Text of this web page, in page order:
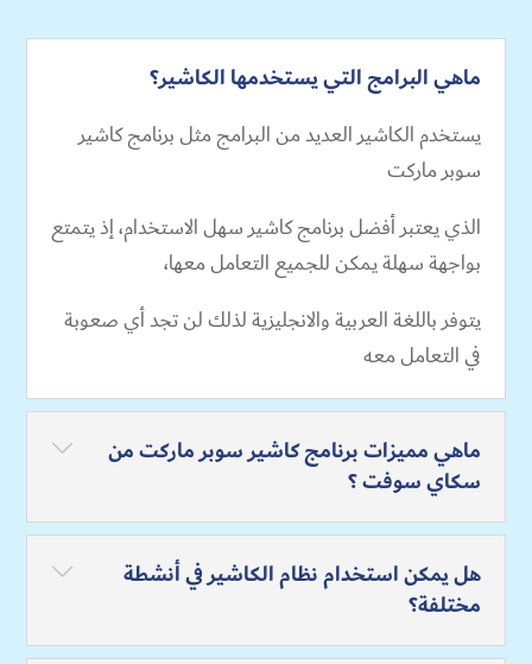
ماهي البرامج التي يستخدمها الكاشير؟
يستخدم الكاشير العديد من البرامج مثل برنامج كاشير
سوبر ماركت
الذي يعتبر أفضل برنامج كاشير سهل الاستخدام، إذ يتمتع
بواجهة سهلة يمكن للجميع التعامل معها،
يتوفر باللغة العربية والانجليزية لذلك لن تجد أي صعوبة
في التعامل معه
ماهي مميزات برنامج كاشير سوبر ماركت من
سكاي سوفت ؟
هل يمكن استخدام نظام الكاشير في أنشطة
مختلفة؟